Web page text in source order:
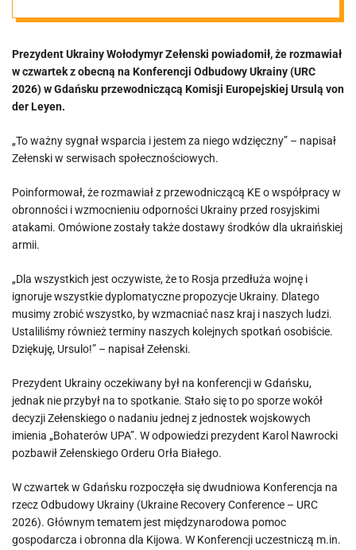
ważny sygnał
wsparcia”
Prezydent Ukrainy Wołodymyr Zełenski powiadomił, że rozmawiał
w czwartek z obecną na Konferencji Odbudowy Ukrainy (URC
2026) w Gdańsku przewodniczącą Komisji Europejskiej Ursulą von
der Leyen.
„To ważny sygnał wsparcia i jestem za niego wdzięczny” – napisał
Zełenski w serwisach społecznościowych.
Poinformował, że rozmawiał z przewodniczącą KE o współpracy w
obronności i wzmocnieniu odporności Ukrainy przed rosyjskimi
atakami. Omówione zostały także dostawy środków dla ukraińskiej
armii.
„Dla wszystkich jest oczywiste, że to Rosja przedłuża wojnę i
ignoruje wszystkie dyplomatyczne propozycje Ukrainy. Dlatego
musimy zrobić wszystko, by wzmacniać nasz kraj i naszych ludzi.
Ustaliliśmy również terminy naszych kolejnych spotkań osobiście.
Dziękuję, Ursulo!” – napisał Zełenski.
Prezydent Ukrainy oczekiwany był na konferencji w Gdańsku,
jednak nie przybył na to spotkanie. Stało się to po sporze wokół
decyzji Zełenskiego o nadaniu jednej z jednostek wojskowych
imienia „Bohaterów UPA”. W odpowiedzi prezydent Karol Nawrocki
pozbawił Zełenskiego Orderu Orła Białego.
W czwartek w Gdańsku rozpoczęła się dwudniowa Konferencja na
rzecz Odbudowy Ukrainy (Ukraine Recovery Conference – URC
2026). Głównym tematem jest międzynarodowa pomoc
gospodarcza i obronna dla Kijowa. W Konferencji uczestniczą m.in.